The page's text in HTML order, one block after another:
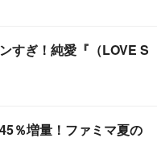
すぎ！純愛『（LOVE S
％増量！ファミマ夏の